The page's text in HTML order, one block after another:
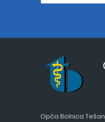
Opća Bolnica